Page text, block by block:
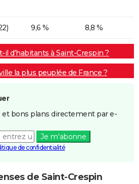
9,6 % 8,8 %
il d'habitants à Saint-Crespin ?
la plus peuplée de France ?
et bons plans directement par e-
Je m'abonne
de confidentialité
de Saint-Crespin